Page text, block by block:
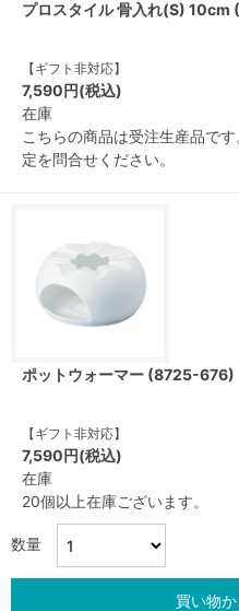
プロスタイル 骨入れ(S)
【ギフト非対応】
7,590円(税込)
在庫
こちらの商品は受注生産品で
定を問合せください。
ポットウォーマー (8725-676)
【ギフト非対応】
7,590円(税込)
在庫
20個以上在庫ございます。
数量
買い物